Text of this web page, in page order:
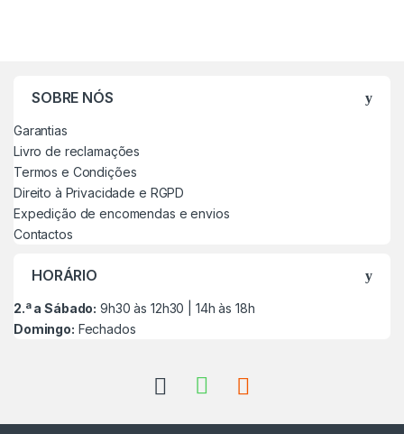
SOBRE NÓS
Garantias
Livro de reclamações
Termos e Condições
Direito à Privacidade e RGPD
Expedição de encomendas e envios
Contactos
HORÁRIO
2.ª a Sábado: 9h30 às 12h30 | 14h às 18h
Domingo: Fechados